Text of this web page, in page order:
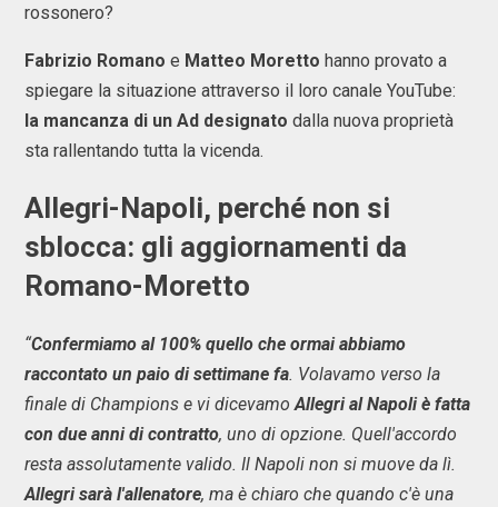
rossonero?
Fabrizio Romano e Matteo Moretto hanno provato a
spiegare la situazione attraverso il loro canale YouTube:
la mancanza di un Ad designato dalla nuova proprietà
sta rallentando tutta la vicenda.
Allegri-Napoli, perché non si
sblocca: gli aggiornamenti da
Romano-Moretto
“Confermiamo al 100% quello che ormai abbiamo
raccontato un paio di settimane fa. Volavamo verso la
finale di Champions e vi dicevamo Allegri al Napoli è fatta
con due anni di contratto, uno di opzione. Quell'accordo
resta assolutamente valido. Il Napoli non si muove da lì.
Allegri sarà l'allenatore, ma è chiaro che quando c'è una